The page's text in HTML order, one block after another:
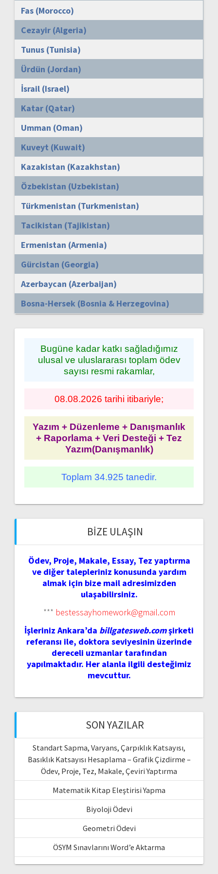
Fas (Morocco)
Cezayir (Algeria)
Tunus (Tunisia)
Ürdün (Jordan)
İsrail (Israel)
Katar (Qatar)
Umman (Oman)
Kuveyt (Kuwait)
Kazakistan (Kazakhstan)
Özbekistan (Uzbekistan)
Türkmenistan (Turkmenistan)
Tacikistan (Tajikistan)
Ermenistan (Armenia)
Gürcistan (Georgia)
Azerbaycan (Azerbaijan)
Bosna-Hersek (Bosnia & Herzegovina)
Bugüne kadar katkı sağladığımız
ulusal ve uluslararası toplam ödev
sayısı resmi rakamlar,
08.08.2026 tarihi itibariyle;
Yazım + Düzenleme + Danışmanlık
+ Raporlama + Veri Desteği + Tez
Yazım(Danışmanlık)
Toplam 34.925 tanedir.
BIZE ULAŞIN
Ödev, Proje, Makale, Essay, Tez yaptırma
ve diğer talepleriniz konusunda yardım
almak için bize mail adresimizden
ulaşabilirsiniz.
*** bestessayhomework@gmail.com
İşleriniz Ankara’da billgatesweb.comşirketi
referansı ile, doktora seviyesinin üzerinde
dereceli uzmanlar tarafından
yapılmaktadır. Her alanla ilgili desteğimiz
mevcuttur.
SON YAZILAR
Standart Sapma, Varyans, Çarpıklık Katsayısı,
Basıklık Katsayısı Hesaplama – Grafik Çizdirme –
Ödev, Proje, Tez, Makale, Çeviri Yaptırma
Matematik Kitap Eleştirisi Yapma
Biyoloji Ödevi
Geometri Ödevi
ÖSYM Sınavlarını Word’e Aktarma